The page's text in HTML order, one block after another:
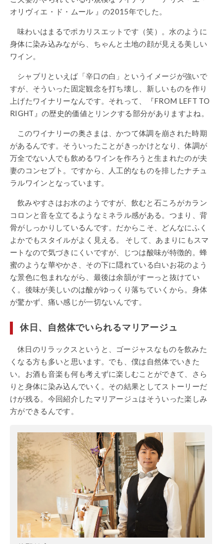
オリヴィエ・ド・ムール 』の2015年でした。
味わいはまるでポカリスエットです（笑）。水のように
身体に染み込みながら、ちゃんと土地の顔が見える美しい
ワイン。
シャブリといえば「辛口の白」というイメージが強いで
すが、そういった固定観念を打ち壊し、新しいものを作り
上げたワイナリーなんです。それって、『FROM LEFT TO
RIGHT』の歴史的価値とリンクする部分がありますよね。
このワイナリーの奥さまは、かつて体調を崩された時期
があるんです。そういったことがきっかけとなり、体調が
万全でない人でも飲めるワインを作ろうと生まれたのが夫
妻のコンセプト。ですから、人工的なものを排したナチュ
ラルワインとなっています。
飲みやすさはお水のようですが、飲むと石ころがカラン
コロンと音を立てるようなミネラル感がある。つまり、背
骨がしっかりしているんです。だからこそ、どんなにふく
よかでもスタイルがよく見える。 そして、あまりにもスマ
ートなので気づきにくいですが、じつは酸味が特徴的。蜂
蜜のような華やかさ、その下に隠れている白いお花のよう
な景色に包まれながら、最後は余韻がすーっと抜けてい
く。後味が美しいのは酸がゆっくり落ちていくから。身体
が驚かず、痛い感じが一切ないんです。
休日、自然体でいられるマリアージュ
休日のリラックスというと、ゴージャスなものを飲みた
くなる方も多いと思います。でも、僕は自然体でいきた
い。お酒も音楽も何も考えずに楽しむことができて、さら
りと身体に染み込んでいく。その結果としてストーリーだ
けが残る。今回紹介したマリアージュはそういった楽しみ
方ができるんです。